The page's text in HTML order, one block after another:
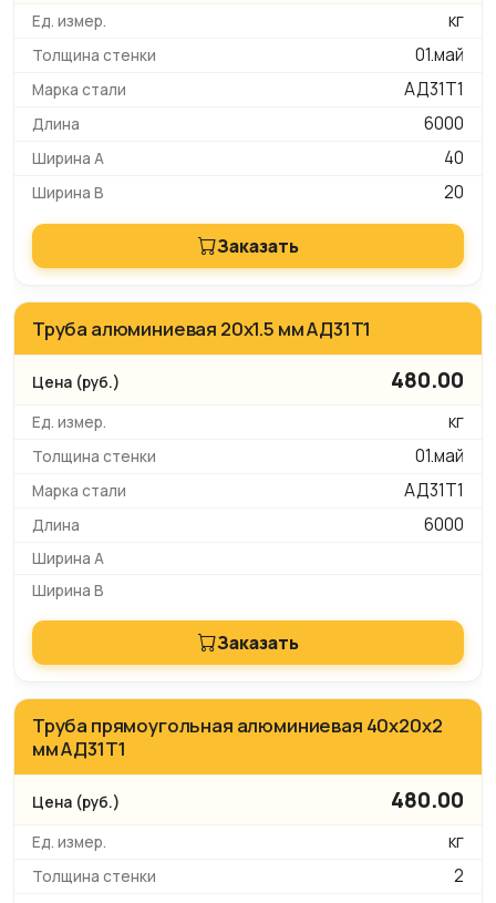
кг
01.май
АД31Т1
6000
40
20
Заказать
Труба алюминиевая 20х1.5 мм АД31Т1
480.00
кг
01.май
АД31Т1
6000
Заказать
Труба прямоугольная алюминиевая 40х20х2
мм АД31Т1
480.00
кг
2